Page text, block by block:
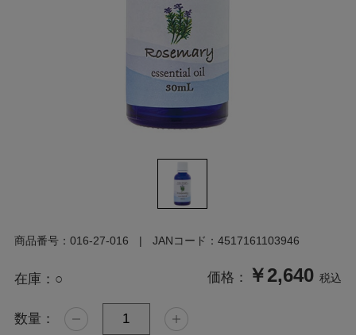
商品番号： 016-27-016 JANコード： 4517161103946
在庫： ○ 価格： ￥2,640 税込
数量：